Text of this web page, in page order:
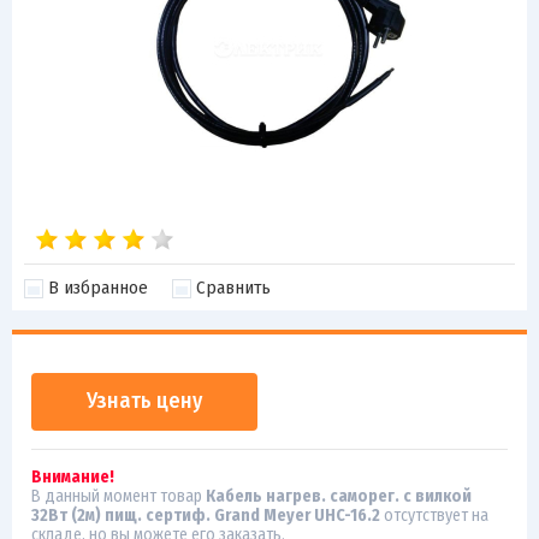
В избранное Сравнить
Узнать цену
Внимание!
В данный момент товар Кабель нагрев. саморег. с вилкой
32Вт (2м) пищ. сертиф. Grand Meyer UHC-16.2 отсутствует на
складе, но вы можете его заказать.